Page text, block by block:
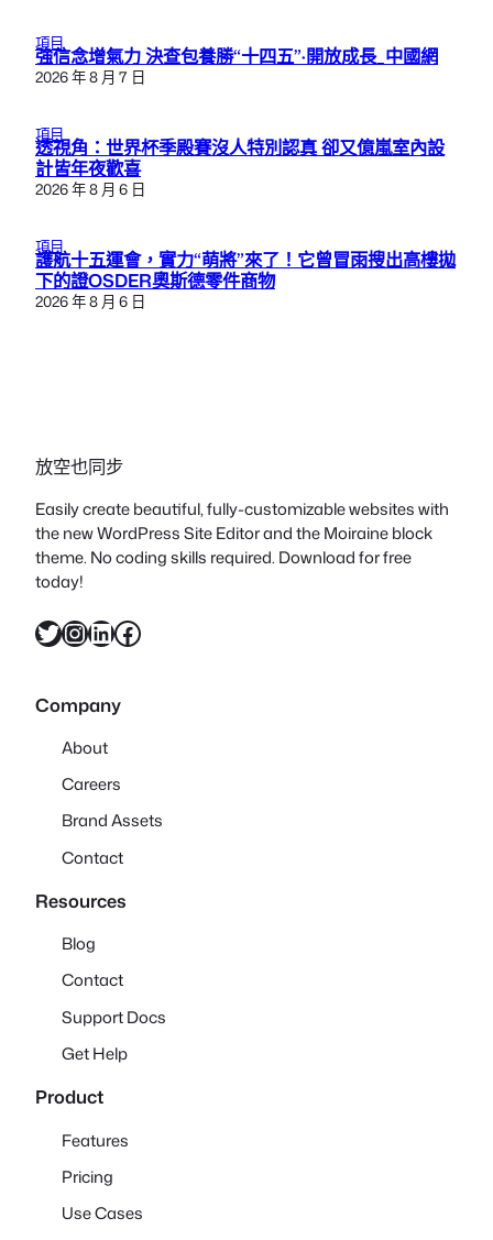
項目
強信念增氣力 決查包養勝“十四五”·開放成長_中國網
2026 年 8 月 7 日
項目
透視角：世界杯季殿賽沒人特別認真 卻又億嵐室內設
計皆年夜歡喜
2026 年 8 月 6 日
項目
護航十五運會，實力“萌將”來了！它曾冒雨搜出高樓拋
下的證OSDER奧斯德零件商物
2026 年 8 月 6 日
放空也同步
Easily create beautiful, fully-customizable websites with
the new WordPress Site Editor and the Moiraine block
theme. No coding skills required. Download for free
today!
X InstagramLinkedIn Facebook
Company
About
Careers
Brand Assets
Contact
Resources
Blog
Contact
Support Docs
Get Help
Product
Features
Pricing
Use Cases